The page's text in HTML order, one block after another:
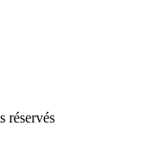
réservés